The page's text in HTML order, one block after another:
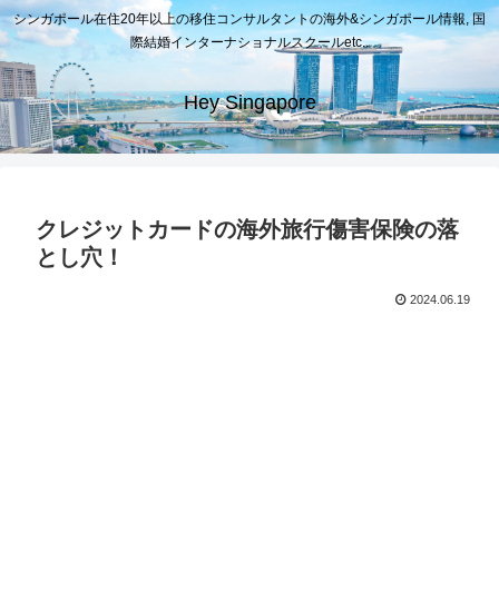
シンガポール在住20年以上の移住コンサルタントの海外&シンガポール情報, 国
際結婚インターナショナルスクールetc..
Hey Singapore
クレジットカードの海外旅行傷害保険の落
とし穴！
2024.06.19